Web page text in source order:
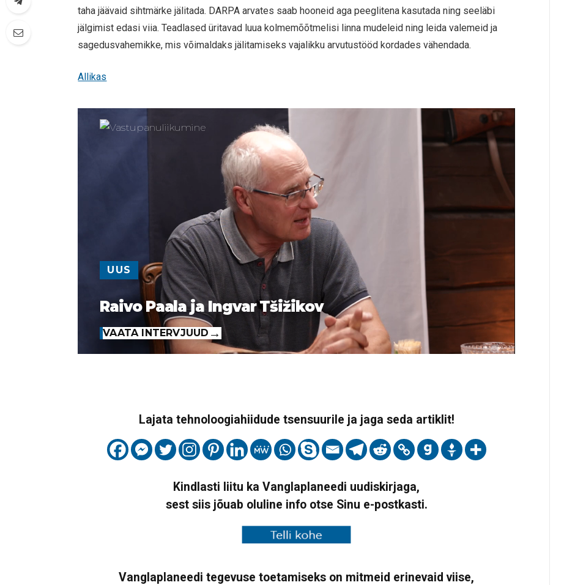
taha jäävaid sihtmärke jälitada. DARPA arvates saab hooneid aga peeglitena kasutada ning seeläbi
jälgimist edasi viia. Teadlased üritavad luua kolmemõõtmelisi linna mudeleid ning leida valemeid ja
sagedusvahemikke, mis võimaldaks jälitamiseks vajalikku arvutustööd kordades vähendada.
Allikas
UUS
Raivo Paala ja Ingvar Tšižikov
VAATA INTERVJUUD
Lajata tehnoloogiahiidude tsensuurile ja jaga seda artiklit!
Kindlasti liitu ka Vanglaplaneedi uudiskirjaga,
sest siis jõuab oluline info otse Sinu e-postkasti.
Vanglaplaneedi tegevuse toetamiseks on mitmeid erinevaid viise,